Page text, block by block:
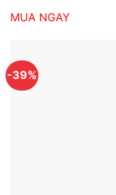
2,975,400₫.
MUA NGAY
-39%